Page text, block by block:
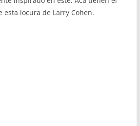
esta locura de Larry Cohen.